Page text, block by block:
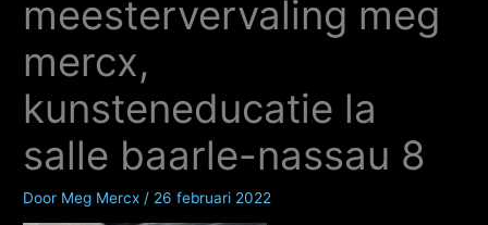
meestervervaling meg
mercx,
kunsteneducatie la
salle baarle-nassau 8
Door Meg Mercx / 26 februari 2022